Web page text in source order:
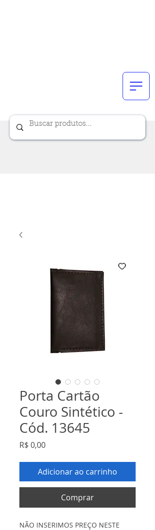
Porta Cartão
Couro Sintético -
Cód. 13645
R$ 0,00Preço
Adicionar ao carrinho
Comprar
NÃO INSERIMOS PREÇO NESTE